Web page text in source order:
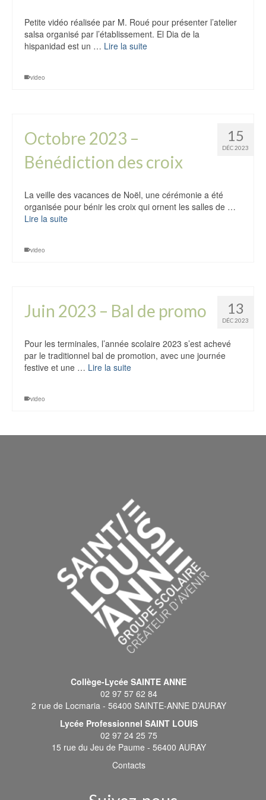
Petite vidéo réalisée par M. Roué pour présenter l’atelier
salsa organisé par l’établissement. El Dia de la
hispanidad est un … Lire la suite
video
15
DÉC 2023
Octobre 2023 –
Bénédiction des croix
La veille des vacances de Noël, une cérémonie a été
organisée pour bénir les croix qui ornent les salles de …
Lire la suite
video
13
DÉC 2023
Juin 2023 – Bal de promo
Pour les terminales, l’année scolaire 2023 s’est achevé
par le traditionnel bal de promotion, avec une journée
festive et une … Lire la suite
video
Collège-Lycée SAINTE ANNE
02 97 57 62 84
2 rue de Locmaria - 56400 SAINTE-ANNE D’AURAY
Lycée Professionnel SAINT LOUIS
02 97 24 25 75
15 rue du Jeu de Paume - 56400 AURAY
Contacts